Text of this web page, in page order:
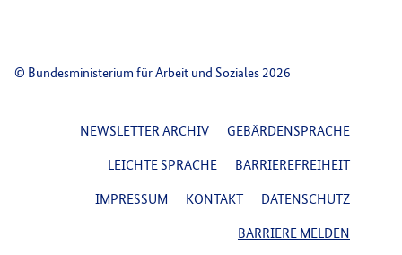
© Bundesministerium für Arbeit und Soziales 2026
FOOTER NAVIGATION
NEWSLETTER ARCHIV GEBÄRDENSPRACHE
LEICHTE SPRACHE BARRIEREFREIHEIT
IMPRESSUM KONTAKT DATENSCHUTZ
BARRIERE MELDEN